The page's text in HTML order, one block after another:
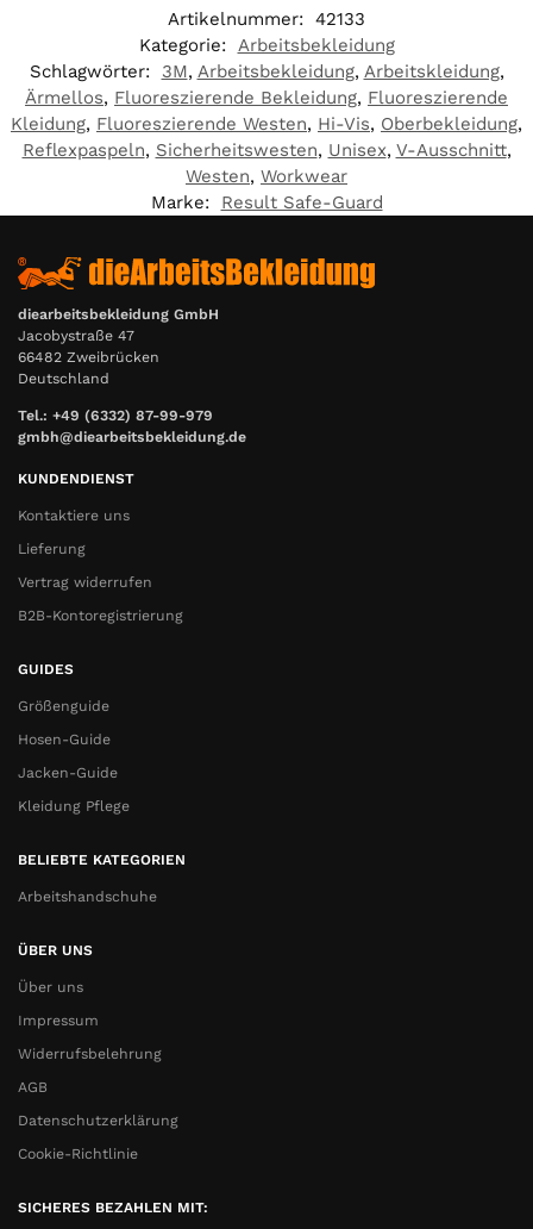
Artikelnummer: 42133
Kategorie: Arbeitsbekleidung
Schlagwörter:
3M, Arbeitsbekleidung, Arbeitskleidung,
Ärmellos, Fluoreszierende Bekleidung, Fluoreszierende
Kleidung, Fluoreszierende Westen, Hi-Vis, Oberbekleidung,
Reflexpaspeln, Sicherheitswesten, Unisex, V-Ausschnitt,
Westen, Workwear
Marke:
Result Safe-Guard
diearbeitsbekleidung GmbH
Jacobystraße 47
66482 Zweibrücken
Deutschland
Tel.: +49 (6332) 87-99-979
gmbh@diearbeitsbekleidung.de
KUNDENDIENST
Kontaktiere uns
Lieferung
Vertrag widerrufen
B2B-Kontoregistrierung
GUIDES
Größenguide
Hosen-Guide
Jacken-Guide
Kleidung Pflege
BELIEBTE KATEGORIEN
Arbeitshandschuhe
ÜBER UNS
Über uns
Impressum
Widerrufsbelehrung
AGB
Datenschutzerklärung
Cookie-Richtlinie
SICHERES BEZAHLEN MIT: